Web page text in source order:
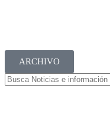
ARCHIVO